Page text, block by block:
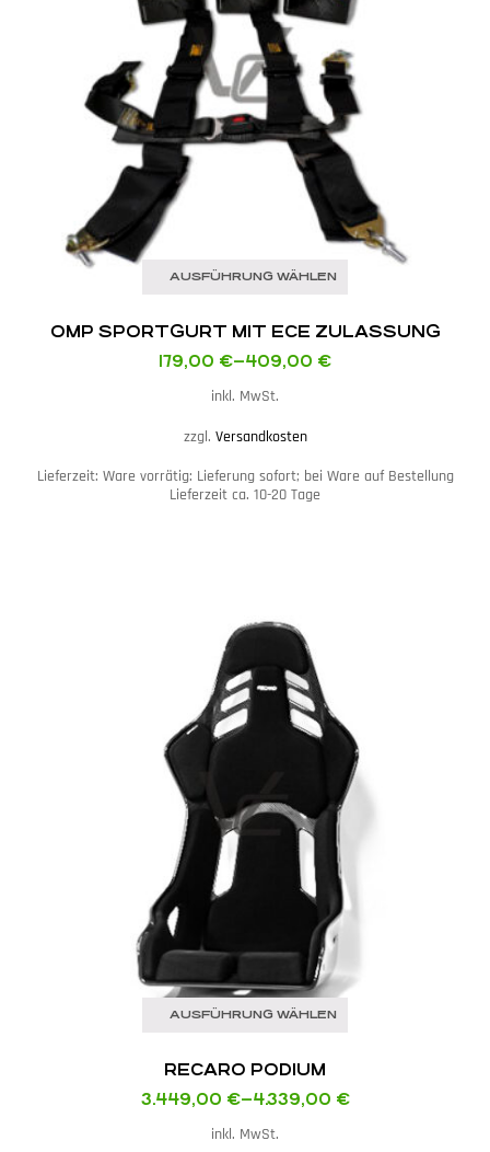
AUSFÜHRUNG WÄHLEN
OMP SPORTGURT MIT ECE ZULASSUNG
179,00 €–409,00 €
inkl. MwSt.
zzgl. Versandkosten
Lieferzeit: Ware vorrätig: Lieferung sofort; bei Ware auf Bestellung
Lieferzeit ca. 10-20 Tage
AUSFÜHRUNG WÄHLEN
RECARO PODIUM
3.449,00 €–4.339,00 €
inkl. MwSt.